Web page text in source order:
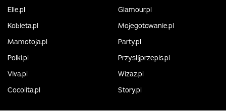
Elle.pl
Glamour.pl
Kobieta.pl
Mojegotowanie.pl
Mamotoja.pl
Party.pl
Polki.pl
Przyslijprzepis.pl
Viva.pl
Wizaz.pl
Cocolita.pl
Story.pl